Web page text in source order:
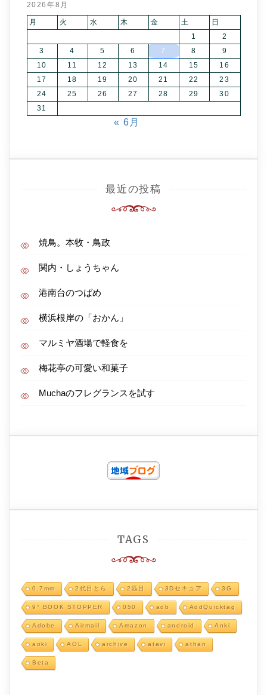
2026年8月
月 火 水 木 金 土
日
1
2
3
4 5 6 7 8
9
10
11 12 13 14 15
16
17
18 19 20 21 22
23
24
25 26 27 28 29
30
31
« 6月
最近の投稿
焼鳥。本牧・鳥政
関内・しょうちゃん
港南台のつばめ
横浜根岸の「おかん」
マルミヤ酒場で軽食を
梅花亭の可愛い和菓子
Muchaのフレグランスを試す
TAGS
0.7mm 2代目とら 2匹目 3Dセキュア 3G
9° BOOK STOPPER 050 adb AddQuicktag
Adobe Airmail Amazon android Anki
aoki AOL archive atavi athan
Beta